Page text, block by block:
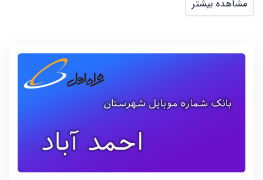
مشاهده بیشتر